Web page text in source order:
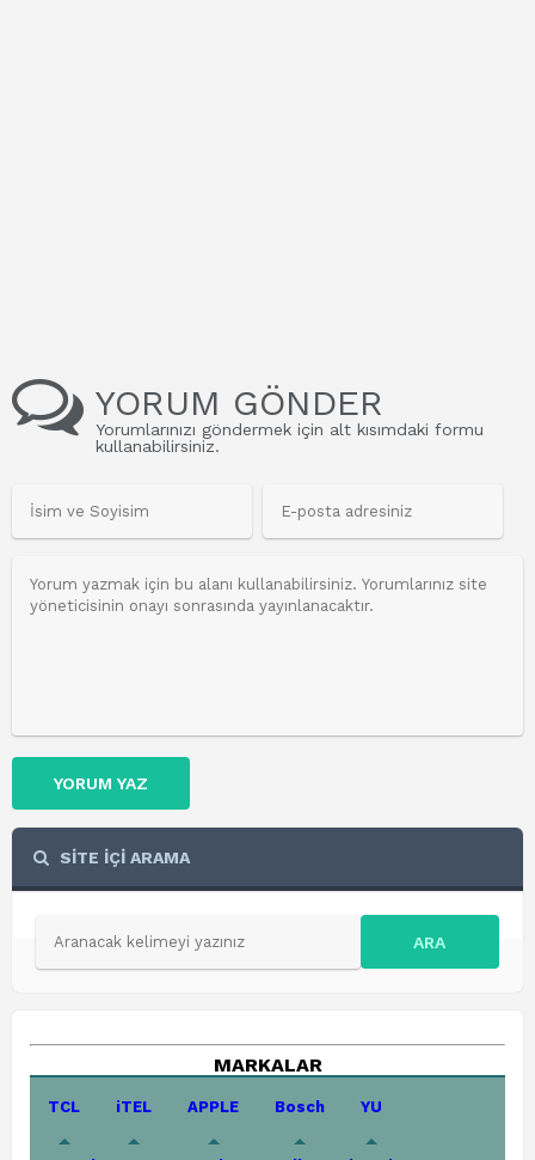
YORUM GÖNDER
Yorumlarınızı göndermek için alt kısımdaki formu
kullanabilirsiniz.
YORUM YAZ
SİTE İÇİ ARAMA
ARA
MARKALAR
TCL iTEL APPLE Bosch YU